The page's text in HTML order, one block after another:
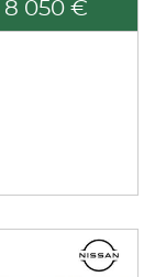
8 050 €